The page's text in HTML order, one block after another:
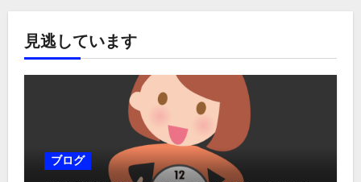
見逃しています
ブログ